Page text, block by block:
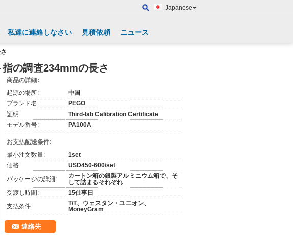
Japanese
私達に連絡しなさい 見積依頼 ニュース
の調査234mmの長さ
商品の詳細:
起源の場所:
中国
ブランド名:
PEGO
証明:
Third-lab Calibration Certificate
モデル番号:
PA100A
お支払配送条件:
最小注文数量:
1set
価格:
USD450-600/set
パッケージの詳細:
カートン箱の銀製アルミニウム箱で、そ
して詰まるそれぞれ
受渡し時間:
15仕事日
支払条件:
T/T、ウェスタン・ユニオン、
MoneyGram
連絡先